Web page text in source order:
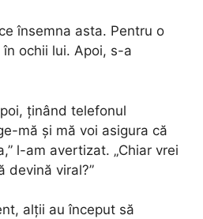
însemna asta. Pentru o
ochii lui. Apoi, s-a
ținând telefonul
mă și mă voi asigura că
l-am avertizat. „Chiar vrei
devină viral?”
alții au început să